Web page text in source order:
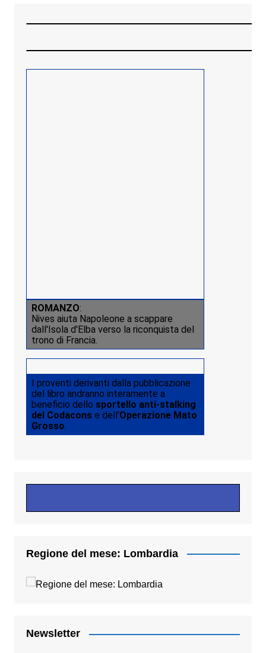
ROMANZO:
Nives aiuta Napoleone a scappare
dall'Isola d'Elba verso la riconquista del
trono di Francia.
I proventi derivanti dalla pubblicazione
del libro andranno interamente a
beneficio dello sportello anti-stalking
del Codaconse dell’Operazione Mato
Grosso.
Regione del mese: Lombardia
Newsletter